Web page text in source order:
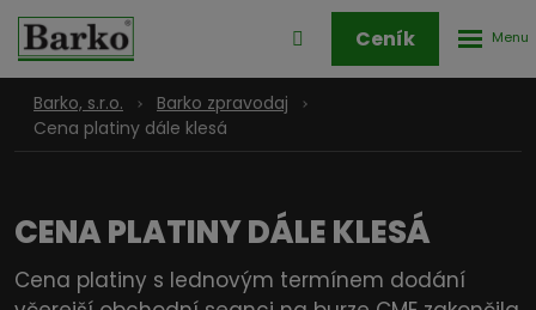
Přihlášení
Ceník
Barko, s.r.o.
Barko zpravodaj
Cena platiny dále klesá
CENA PLATINY DÁLE KLESÁ
Cena platiny s lednovým termínem dodání